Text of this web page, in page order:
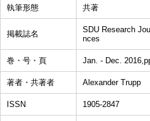
執筆形態 共著
掲載誌名
SDU Research
nces
巻・号・頁 Jan. - Dec.
著者・共著者 Alexander Trupp
ISSN 1905-2847